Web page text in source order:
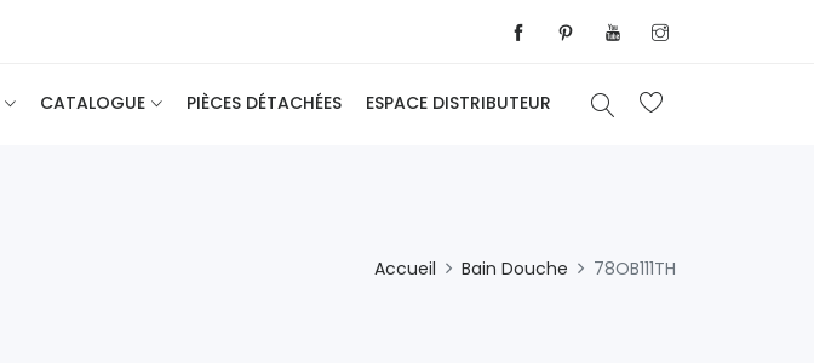
CATALOGUE PIÈCES DÉTACHÉES ESPACE DISTRIBUTEUR
Accueil Bain Douche 78OB111TH